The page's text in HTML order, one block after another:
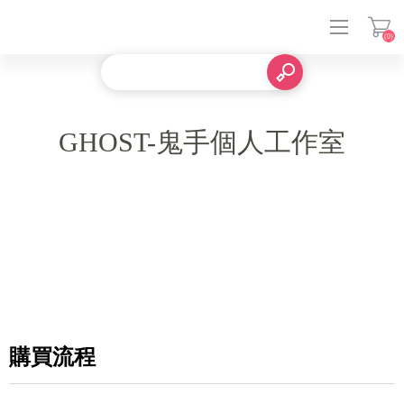
(0)
GHOST-鬼手個人工作室
購買流程